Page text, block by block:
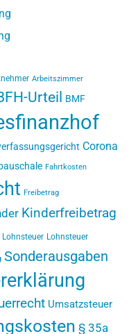
Arbeitszimmer
Urteil BMF
Corona
Fahrtkosten
Freibetrag
Kinderfreibetrag
Lohnsteuer Lohnsteuer
Sonderausgaben
Umsatzsteuer
§ 35a